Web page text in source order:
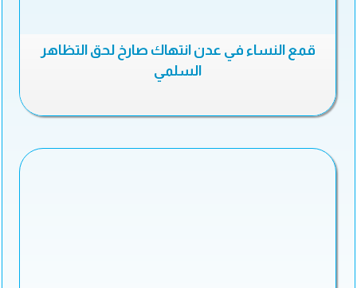
قمع النساء في عدن انتهاك صارخ لحق التظاهر
السلمي